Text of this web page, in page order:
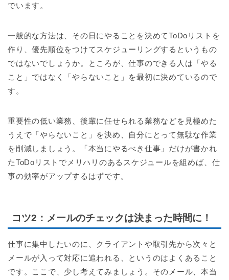
でいます。
一般的な方法は、その日にやることを決めてToDoリストを
作り、優先順位をつけてスケジューリングするというもの
ではないでしょうか。ところが、仕事のできる人は「やる
こと」ではなく「やらないこと」を最初に決めているので
す。
重要性の低い業務、後輩に任せられる業務などを見極めた
うえで「やらないこと」を決め、自分にとって無駄な作業
を削減しましょう。「本当にやるべき仕事」だけが書かれ
たToDoリストでメリハリのあるスケジュールを組めば、仕
事の効率がアップするはずです。
コツ2：メールのチェックは決まった時間に！
仕事に集中したいのに、クライアントや取引先から次々と
メールが入って対応に追われる、というのはよくあること
です。ここで、少し考えてみましょう。そのメール、本当